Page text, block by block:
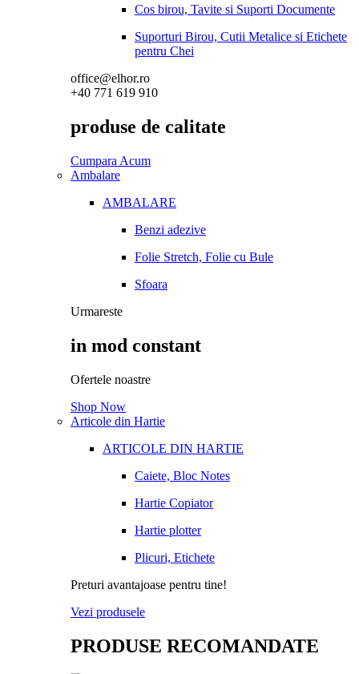
Cos birou, Tavite si Suporti Documente
Suporturi Birou, Cutii Metalice si Etichete
pentru Chei
office@elhor.ro
+40 771 619 910
produse de calitate
Cumpara Acum
Ambalare
AMBALARE
Benzi adezive
Folie Stretch, Folie cu Bule
Sfoara
Urmareste
in mod constant
Ofertele noastre
Shop Now
Articole din Hartie
ARTICOLE DIN HARTIE
Caiete, Bloc Notes
Hartie Copiator
Hartie plotter
Plicuri, Etichete
Preturi avantajoase pentru tine!
Vezi produsele
PRODUSE RECOMANDATE